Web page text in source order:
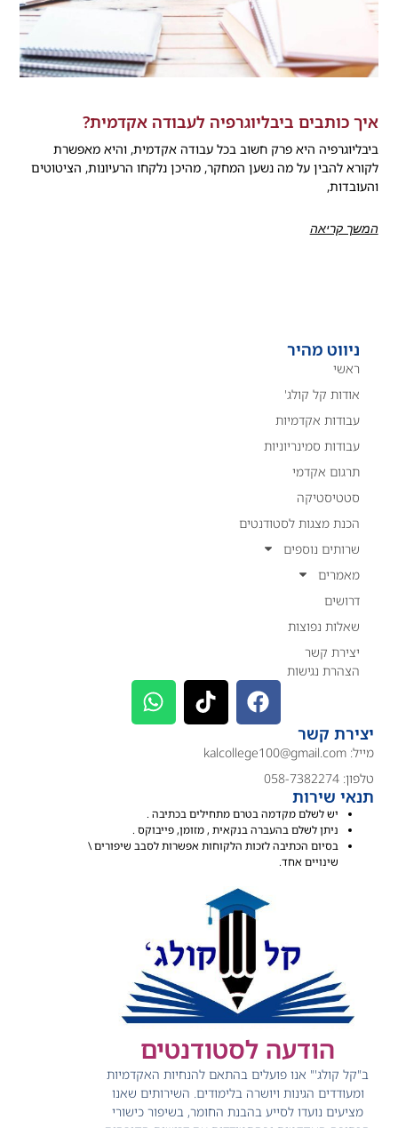
איך כותבים ביבליוגרפיה לעבודה אקדמית?
ביבליוגרפיה היא פרק חשוב בכל עבודה אקדמית, והיא מאפשרת
לקורא להבין על מה נשען המחקר, מהיכן נלקחו הרעיונות, הציטוטים
והעובדות,
המשך קריאה
ניווט מהיר
ראשי
אודות קל קולג'
עבודות אקדמיות
עבודות סמינריוניות
תרגום אקדמי
סטטיסטיקה
הכנת מצגות לסטודנטים
שרותים נוספים
מאמרים
דרושים
שאלות נפוצות
יצירת קשר
הצהרת נגישות
יצירת קשר
מייל: kalcollege100@gmail.com
טלפון: 058-7382274
תנאי שירות
יש לשלם מקדמה בטרם מתחילים בכתיבה .
ניתן לשלם בהעברה בנקאית , מזומן, פייבוקס .
בסיום הכתיבה לזכות הלקוחות אפשרות לסבב שיפורים \
שינויים אחד.
הודעה לסטודנטים
ב"קל קולג'" אנו פועלים בהתאם להנחיות האקדמיות
ומעודדים הגינות ויושרה בלימודים. השירותים שאנו
מציעים נועדו לסייע בהבנת החומר, בשיפור כישורי